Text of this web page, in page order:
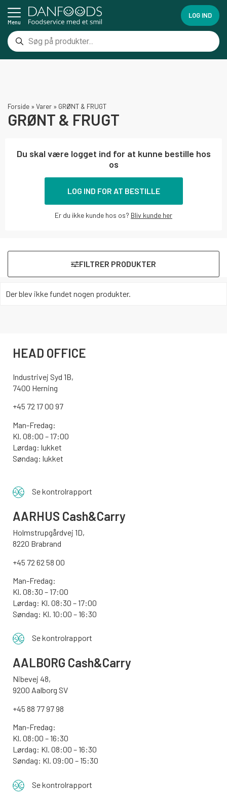
Menu
LOG IND
Forside » Varer » GRØNT & FRUGT
GRØNT & FRUGT
Du skal være logget ind for at kunne bestille hos
os
LOG IND FOR AT BESTILLE
Er du ikke kunde hos os? Bliv kunde her
FILTRER PRODUKTER
Der blev ikke fundet nogen produkter.
HEAD OFFICE
Industrivej Syd 1B,
7400 Herning
+45 72 17 00 97
Man-Fredag:
Kl. 08:00 – 17:00
Lørdag: lukket
Søndag: lukket
Se kontrolrapport
AARHUS Cash&Carry
Holmstrupgårdvej 1D,
8220 Brabrand
+45 72 62 58 00
Man-Fredag:
Kl. 08:30 – 17:00
Lørdag: Kl. 08:30 – 17:00
Søndag: Kl. 10:00 – 16:30
Se kontrolrapport
AALBORG Cash&Carry
Nibevej 48,
9200 Aalborg SV
+45 88 77 97 98
Man-Fredag:
Kl. 08:00 – 16:30
Lørdag: Kl. 08:00 – 16:30
Søndag: Kl. 09:00 – 15:30
Se kontrolrapport